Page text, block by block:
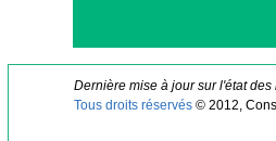
Dernière mise à jour sur l'état
Tous droits réservés © 2012,